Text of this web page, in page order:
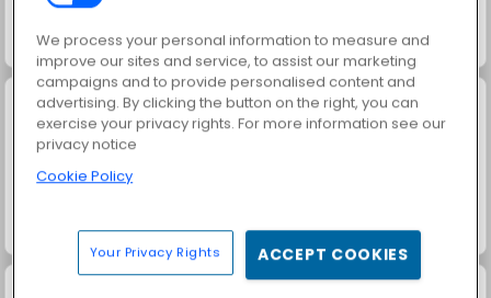
Jewel Garden Story Masha and the Bear: Meadows
Royal Story Scala 40
We process your personal information to measure and
improve our sites and service, to assist our marketing
campaigns and to provide personalised content and
advertising. By clicking the button on the right, you can
exercise your privacy rights. For more information see our
privacy notice
Cookie Policy
Your Privacy Rights ACCEPT COOKIES